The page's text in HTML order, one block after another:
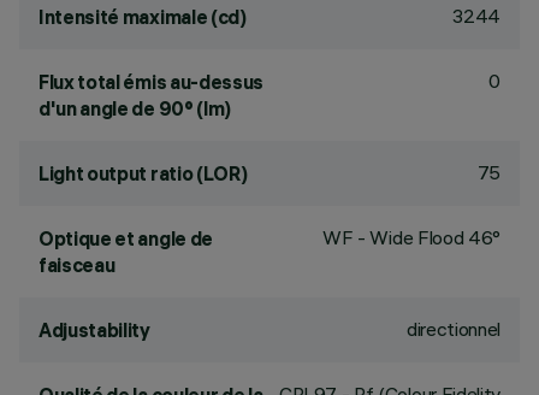
Intensité maximale (cd) 3244
Flux total émis au-dessus
d'un angle de 90° (lm)
0
Light output ratio (LOR) 75
Optique et angle de
faisceau
WF - Wide Flood 46°
Adjustability directionnel